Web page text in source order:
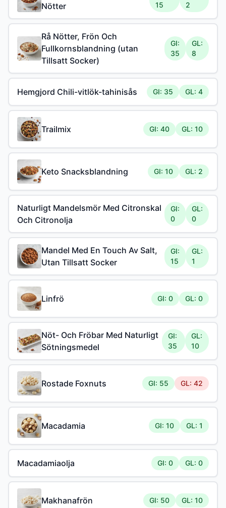
Nötter
15
2
Rå Nötter, Frön Och
Fullkornsblandning (utan
Tillsatt Socker)
GI:
35
GL:
8
Hemgjord Chili-vitlök-tahinisås GI: 35 GL: 4
Trailmix GI: 40 GL: 10
Keto Snacksblandning GI: 10 GL: 2
Naturligt Mandelsmör Med Citronskal
Och Citronolja
GI:
0
GL:
0
Mandel Med En Touch Av Salt,
Utan Tillsatt Socker
GI:
15
GL:
1
Linfrö GI: 0 GL: 0
Nöt- Och Fröbar Med Naturligt
Sötningsmedel
GI:
35
GL:
10
Rostade Foxnuts GI: 55 GL: 42
Macadamia GI: 10 GL: 1
Macadamiaolja GI: 0 GL: 0
Makhanafrön GI: 50 GL: 10